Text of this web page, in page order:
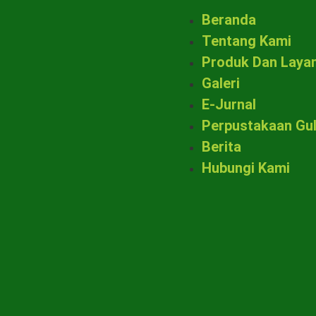
Beranda
Tentang Kami
Produk Dan
Galeri
E-Jurnal
Perpustakaan
Berita
Hubungi Kami